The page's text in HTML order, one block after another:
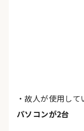
・故人が使用し
パソコンが2台